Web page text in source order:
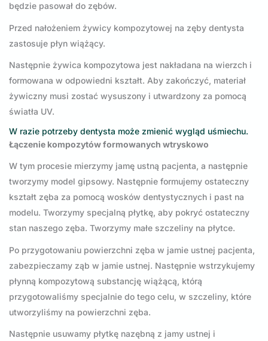
będzie pasował do zębów.
Przed nałożeniem żywicy kompozytowej na zęby dentysta
zastosuje płyn wiążący.
Następnie żywica kompozytowa jest nakładana na wierzch i
formowana w odpowiedni kształt. Aby zakończyć, materiał
żywiczny musi zostać wysuszony i utwardzony za pomocą
światła UV.
W razie potrzeby dentysta może zmienić wygląd uśmiechu.
Łączenie kompozytów formowanych wtryskowo
W tym procesie mierzymy jamę ustną pacjenta, a następnie
tworzymy model gipsowy. Następnie formujemy ostateczny
kształt zęba za pomocą wosków dentystycznych i past na
modelu. Tworzymy specjalną płytkę, aby pokryć ostateczny
stan naszego zęba. Tworzymy małe szczeliny na płytce.
Po przygotowaniu powierzchni zęba w jamie ustnej pacjenta,
zabezpieczamy ząb w jamie ustnej. Następnie wstrzykujemy
płynną kompozytową substancję wiążącą, którą
przygotowaliśmy specjalnie do tego celu, w szczeliny, które
utworzyliśmy na powierzchni zęba.
Następnie usuwamy płytkę nazębną z jamy ustnej i